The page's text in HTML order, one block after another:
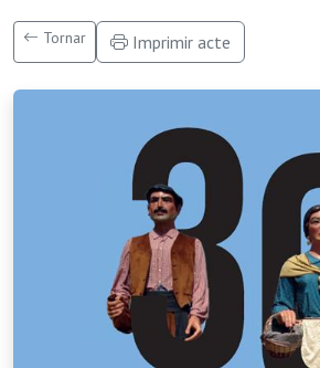
Tornar Imprimir acte